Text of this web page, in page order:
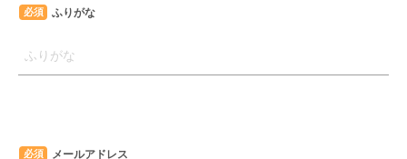
ふりがな
必須
メールアドレス
必須